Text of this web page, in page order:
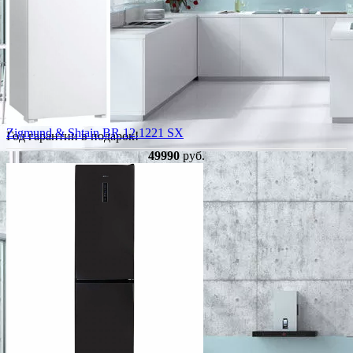
Год гарантии в подарок!
Zigmund & Shtain BR 12.1221 SX
49990руб.